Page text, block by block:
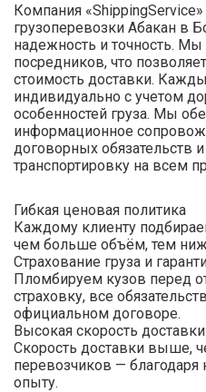
Компания
грузоперевозки Абакан в
надежность и точность.
посредников, что
стоимость доставки.
индивидуально с учетом
особенностей груза. Мы
информационное
договорных обязательств
транспортировку на всем
Гибкая ценовая политика
Каждому клиенту
чем больше объём, тем
Страхование груза и
Пломбируем кузов перед
страховку, все
официальном договоре.
Высокая скорость доставки
Скорость доставки выше,
перевозчиков — благодаря
опыту.